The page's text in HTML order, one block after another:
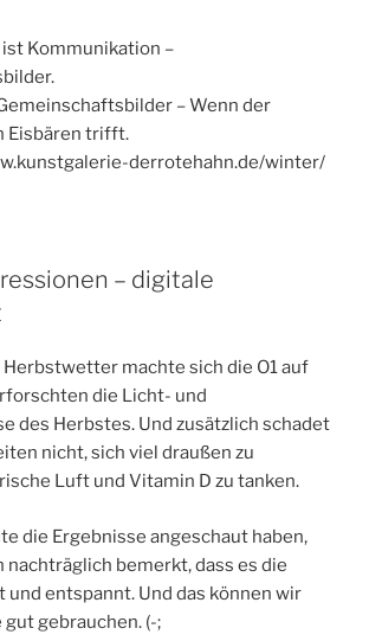
Kommunikation –
– Wenn der
Eisbären trifft.
derrotehahn.de/winter/
– digitale
machte sich die O1 auf
die Licht- und
des Herbstes. Und zusätzlich schadet
nicht, sich viel draußen zu
Luft und Vitamin D zu tanken.
die Ergebnisse angeschaut haben,
nachträglich bemerkt, dass es die
und entspannt. Und das können wir
gut gebrauchen. (-;